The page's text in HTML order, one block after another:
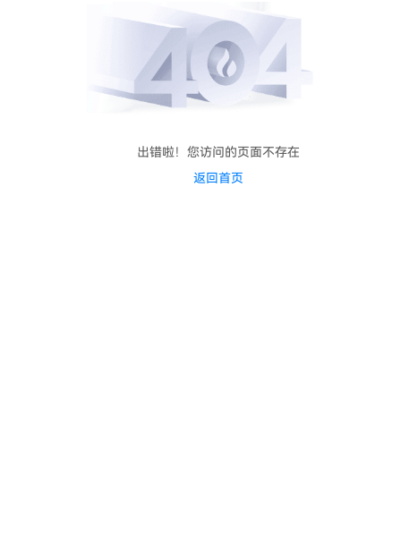
出错啦！您访问的页面不存在
返回首页